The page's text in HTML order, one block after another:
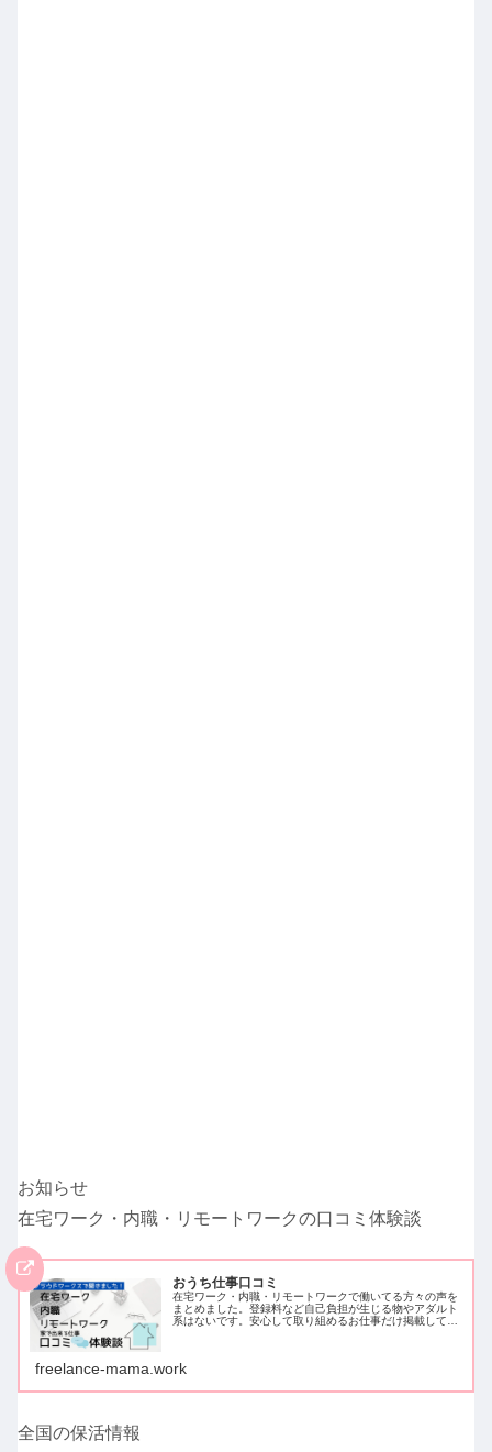
お知らせ
在宅ワーク・内職・リモートワークの口コミ体験談
おうち仕事口コミ
在宅ワーク・内職・リモートワークで働いてる方々の声を
まとめました。登録料など自己負担が生じる物やアダルト
系はないです。安心して取り組めるお仕事だけ掲載してい
freelance-mama.work
全国の保活情報